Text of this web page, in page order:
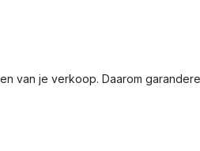
van je verkoop. Daarom